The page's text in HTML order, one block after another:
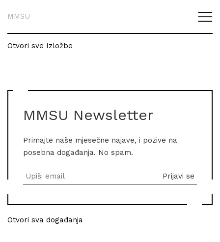
MMSU
Otvori sve Izložbe
MMSU Newsletter
Primajte naše mjesečne najave, i pozive na
posebna događanja. No spam.
Otvori sva događanja